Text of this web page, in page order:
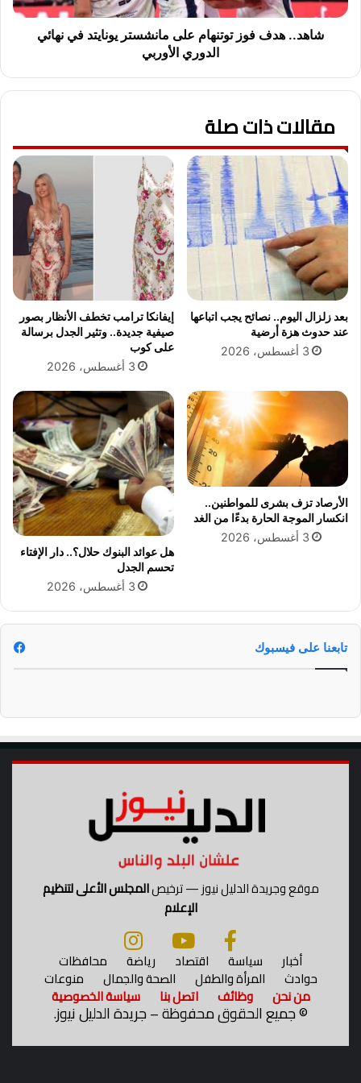
م
س
ا
ن
و
ي
ة
ا
ع
ا
م
ة
2
5
ف
ه
ا
م
ع
ل
ا
ن
ش
س
ت
و
ن
ي
د
ف
ي
ن
ا
ل
د
ر
أ
و
شاهد.. هدف فوز توتنهام على مانشستر يونايتد في نهائي
الدوري الأوربي
مقالات ذات صلة
بعد زلزال اليوم.. نصائح يجب اتباعها
عند حدوث هزة أرضية
3 أغسطس، 2026
إيفانكا ترامب تخطف الأنظار بصور
صيفية جديدة.. وتثير الجدل برسالة
على كوب
3 أغسطس، 2026
الأرصاد تزف بشرى للمواطنين..
انكسار الموجة الحارة بدءًا من الغد
3 أغسطس، 2026
هل عوائد البنوك حلال؟.. دار الإفتاء
تحسم الجدل
3 أغسطس، 2026
تابعنا على فيسبوك
موقع وجريدة الدليل نيوز — ترخيصالمجلس الأعلى لتنظيم
الإعلام
أخبار سياسة اقتصاد رياضة محافظات
حوادث المرأة والطفل الصحة والجمال منوعات
من نحن وظائف اتصل بنا سياسة الخصوصية
©جميع الحقوق محفوظة – جريدة الدليل نيوز.